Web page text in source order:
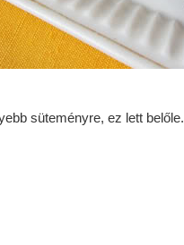
süteményre, ez lett belőle.